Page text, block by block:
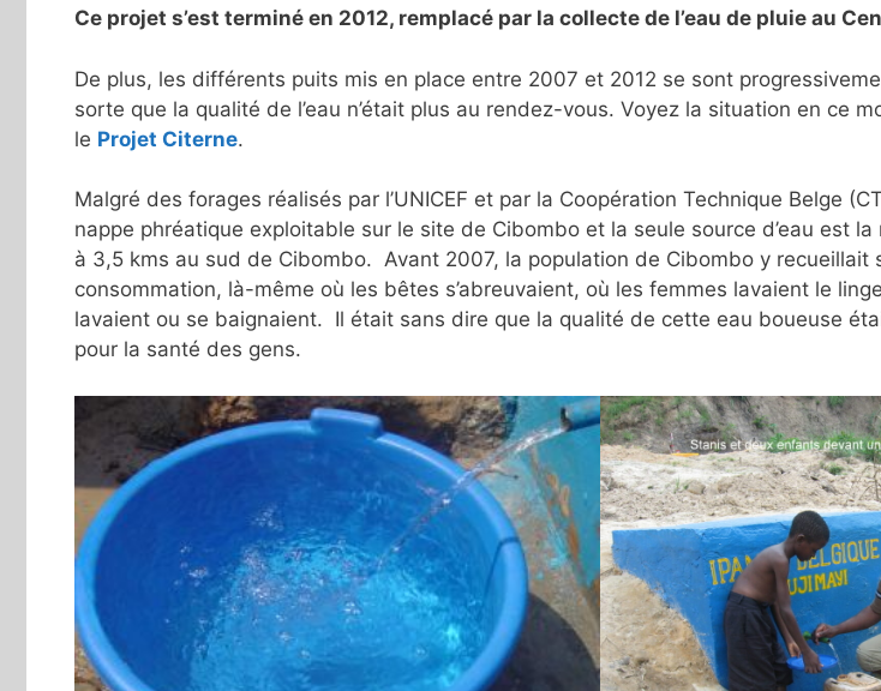
Ce projet s’est terminé en 2012, remplacé par la collecte de l’eau de pluie au
De plus, les différents puits mis en place entre 2007 et 2012 se sont
sorte que la qualité de l’eau n’était plus au rendez-vous. Voyez la situation en ce
le Projet Citerne.
Malgré des forages réalisés par l’UNICEF et par la Coopération Technique Belge
nappe phréatique exploitable sur le site de Cibombo et la seule source d’eau est la
à 3,5 kms au sud de Cibombo. Avant 2007, la population de Cibombo y recueillait
consommation, là-même où les bêtes s’abreuvaient, où les femmes lavaient le
lavaient ou se baignaient. Il était sans dire que la qualité de cette eau boueuse
pour la santé des gens.